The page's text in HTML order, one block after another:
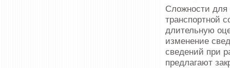
Сложности для
транспортной
длительную
изменение
сведений при
предлагают